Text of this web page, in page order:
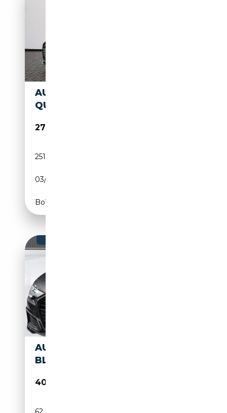
AUDI A6 AVANT 55 TFSI E
QUATTRO COMPETITION
27 950€
251 267 km
03/2021
Boîte automatique
AUDI A6 50 TFSIE S EDITION
BLACKPACK / 3X S LINE / HIFI /
40 900€